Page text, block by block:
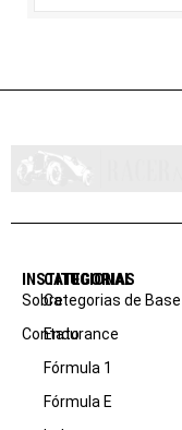
INSTITUCIONAL
Sobre
Contato
CATEGORIAS
Categorias de Base
Endurance
Fórmula 1
Fórmula E